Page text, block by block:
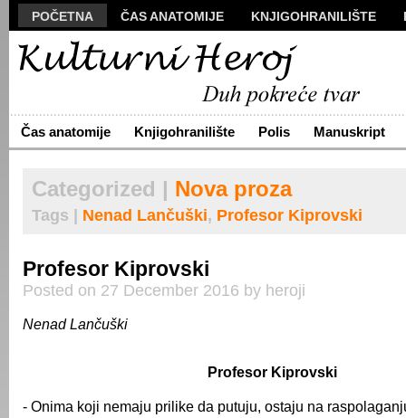
POČETNA ČAS ANATOMIJE KNJIGOHRANILIŠTE
MANUSKRIPT
VIZUALI
ARHIVA
O NAMA ŽIVA REČ KONTAKT
Čas anatomije Knjigohranilište Polis Manuskript
Categorized | Nova proza
Tags | Nenad Lančuški, Profesor Kiprovski
Profesor Kiprovski
Posted on 27 December 2016 by heroji
Nenad Lančuški
Profesor Kiprovski
- Onima koji nemaju prilike da putuju, ostaju na